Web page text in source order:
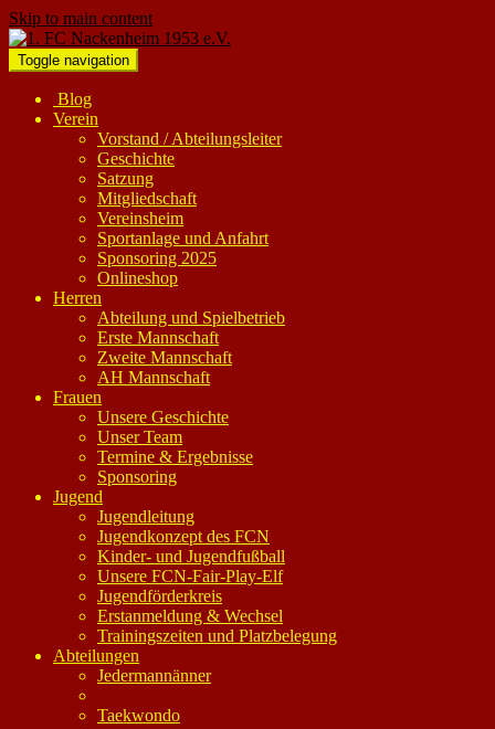
Skip to main content
Toggle navigation
Blog
Verein
Vorstand / Abteilungsleiter
Geschichte
Satzung
Mitgliedschaft
Vereinsheim
Sportanlage und Anfahrt
Sponsoring 2025
Onlineshop
Herren
Abteilung und Spielbetrieb
Erste Mannschaft
Zweite Mannschaft
AH Mannschaft
Frauen
Unsere Geschichte
Unser Team
Termine & Ergebnisse
Sponsoring
Jugend
Jugendleitung
Jugendkonzept des FCN
Kinder- und Jugendfußball
Unsere FCN-Fair-Play-Elf
Jugendförderkreis
Erstanmeldung & Wechsel
Trainingszeiten und Platzbelegung
Abteilungen
Jedermannänner
Taekwondo